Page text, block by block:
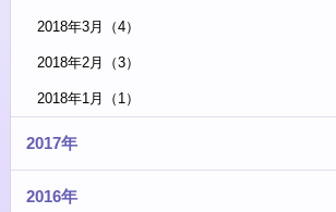
2018年3月（4）
2018年2月（3）
2018年1月（1）
2017年
2016年